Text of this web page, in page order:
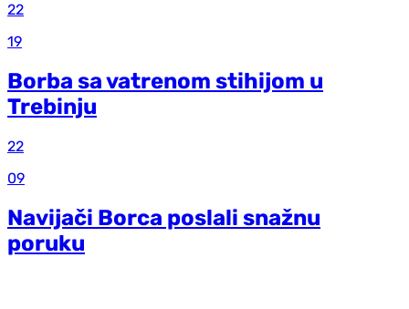
22
19
Borba sa vatrenom stihijom u
Trebinju
22
09
Navijači Borca poslali snažnu
poruku